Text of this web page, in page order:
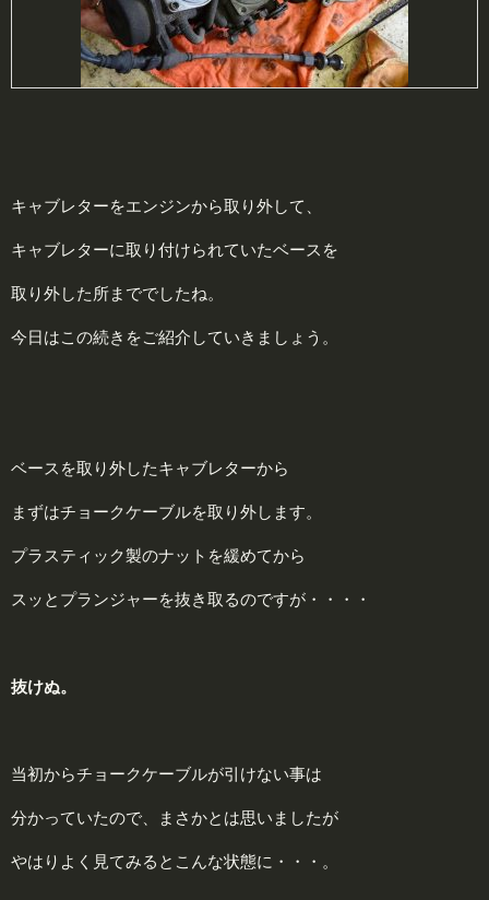
キャブレターをエンジンから取り外して、
キャブレターに取り付けられていたベースを
取り外した所まででしたね。
今日はこの続きをご紹介していきましょう。
ベースを取り外したキャブレターから
まずはチョークケーブルを取り外します。
プラスティック製のナットを緩めてから
スッとプランジャーを抜き取るのですが・・・・
抜けぬ。
当初からチョークケーブルが引けない事は
分かっていたので、まさかとは思いましたが
やはりよく見てみるとこんな状態に・・・。